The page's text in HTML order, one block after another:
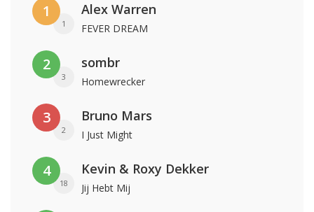
1
1
Alex Warren
FEVER DREAM
2
3
sombr
Homewrecker
3
2
Bruno Mars
I Just Might
4
18
Kevin & Roxy Dekker
Jij Hebt Mij